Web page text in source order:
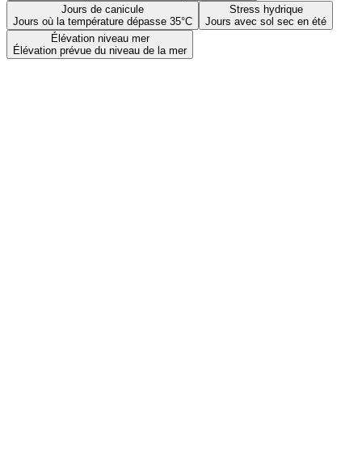
Jours de canicule
Jours où la température dépasse 35°C
Stress hydrique
Jours avec sol sec en été
Élévation niveau mer
Élévation prévue du niveau de la mer